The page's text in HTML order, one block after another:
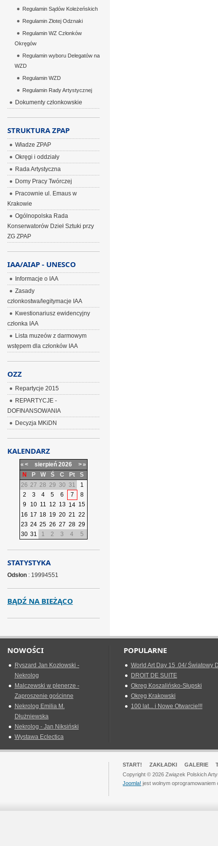
Regulamin Sądów Koleżeńskich
Regulamin Złotej Odznaki
Regulamin WZ Członków
Okręgów
Regulamin wyboru Delegatów na
WZD
Regulamin WZD
Regulamin Rady Artystycznej
Dokumenty członkowskie
STRUKTURA ZPAP
Władze ZPAP
Okręgi i oddziały
Rada Artystyczna
Domy Pracy Twórczej
Pracownie ul. Emaus w
Krakowie
Ogólnopolska Rada
Konserwatorów Dzieł Sztuki przy
ZG ZPAP
IAA/AIAP - UNESCO
Informacje o IAA
Zasady
członkostwa/legitymacje IAA
Kwestionariusz ewidencyjny
członka IAA
Lista muzeów z darmowym
wstępem dla członków IAA
OZZ
Repartycje 2015
REPARTYCJE -
DOFINANSOWANIA
Decyzja MKiDN
KALENDARZ
« < sierpień 2026 >»
N
P W Ś C Pt
S
26 27 28 29 30 31
1
2
3 4 5 6 7
8
9
10 11 12 13 14 15
16 17 18 19 20 21 22
23 24 25 26 27 28 29
30 31 1 2 3 4 5
STATYSTYKA
Odsłon: 19994551
BĄDŹ NA BIEŻĄCO
NOWOŚCI
Ryszard Jan Kozłowski -
Nekrolog
Malczewski w plenerze -
Zaproszenie gościnne
Nekrolog Emilia M.
Dłużniewska
Nekrolog - Jan Niksiński
Wystawa Eclectica
POPULARNE
World Art Day 15 .04/ Światowy
DROIT DE SUITE
Okreg Koszalińsko-Słupski
Okręg Krakowski
100 lat... i Nowe Otwarcie!!!
START! ZAKŁADKI GALERIE
Copyright © 2026 Związek Polskich
Joomla! jest wolnym